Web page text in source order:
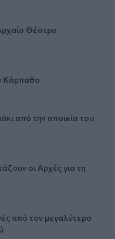
Θέατρο
Κάρπαθο
από την αποικία του
οι Αρχές για τη
από τον μεγαλύτερο